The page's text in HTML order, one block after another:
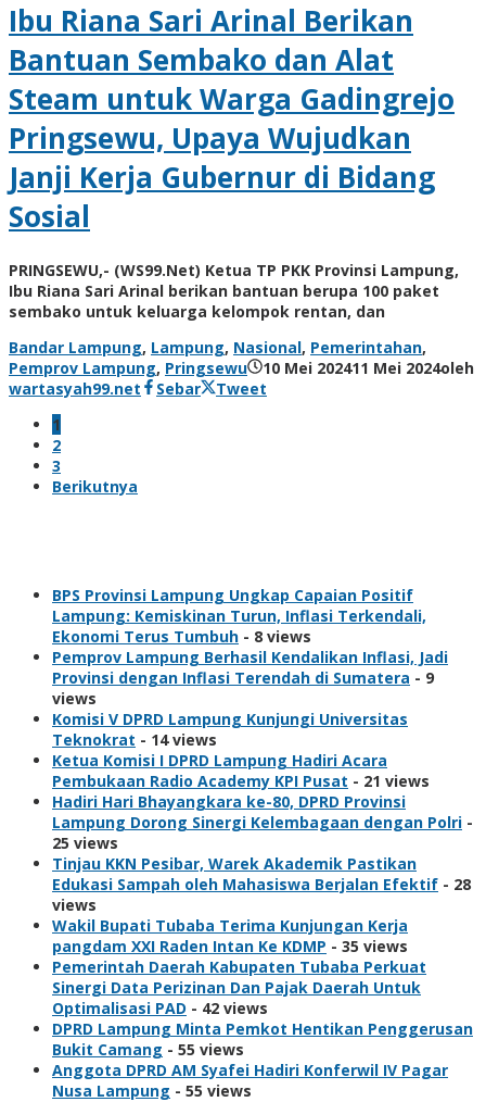
Ibu Riana Sari Arinal Berikan
Bantuan Sembako dan Alat
Steam untuk Warga Gadingrejo
Pringsewu, Upaya Wujudkan
Janji Kerja Gubernur di Bidang
Sosial
PRINGSEWU,- (WS99.Net) Ketua TP PKK Provinsi Lampung,
Ibu Riana Sari Arinal berikan bantuan berupa 100 paket
sembako untuk keluarga kelompok rentan, dan
Bandar Lampung, Lampung, Nasional, Pemerintahan,
Pemprov Lampung, Pringsewu 10 Mei 202411 Mei 2024oleh
wartasyah99.net
Sebar
Tweet
1
2
3
Berikutnya
BPS Provinsi Lampung Ungkap Capaian Positif
Lampung: Kemiskinan Turun, Inflasi Terkendali,
Ekonomi Terus Tumbuh - 8 views
Pemprov Lampung Berhasil Kendalikan Inflasi, Jadi
Provinsi dengan Inflasi Terendah di Sumatera - 9
views
Komisi V DPRD Lampung Kunjungi Universitas
Teknokrat - 14 views
Ketua Komisi I DPRD Lampung Hadiri Acara
Pembukaan Radio Academy KPI Pusat - 21 views
Hadiri Hari Bhayangkara ke-80, DPRD Provinsi
Lampung Dorong Sinergi Kelembagaan dengan Polri -
25 views
Tinjau KKN Pesibar, Warek Akademik Pastikan
Edukasi Sampah oleh Mahasiswa Berjalan Efektif - 28
views
Wakil Bupati Tubaba Terima Kunjungan Kerja
pangdam XXI Raden Intan Ke KDMP - 35 views
Pemerintah Daerah Kabupaten Tubaba Perkuat
Sinergi Data Perizinan Dan Pajak Daerah Untuk
Optimalisasi PAD - 42 views
DPRD Lampung Minta Pemkot Hentikan Penggerusan
Bukit Camang - 55 views
Anggota DPRD AM Syafei Hadiri Konferwil IV Pagar
Nusa Lampung - 55 views